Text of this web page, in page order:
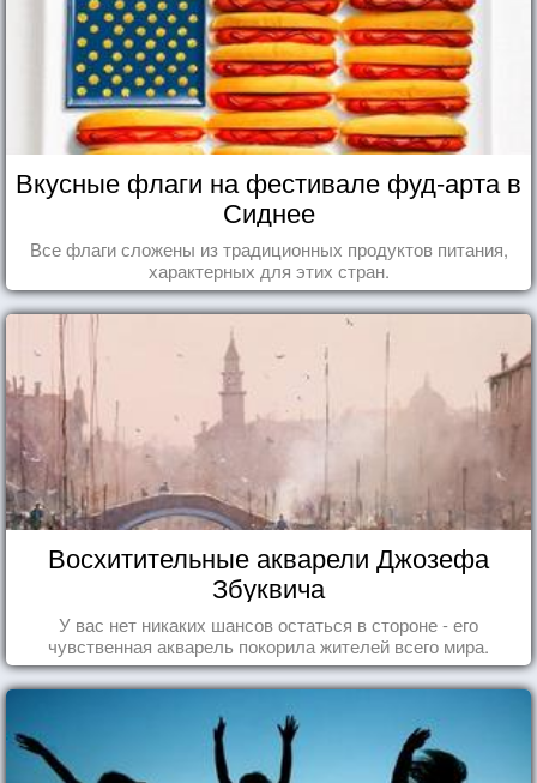
Вкусные флаги на фестивале фуд-арта в
Сиднее
Все флаги сложены из традиционных продуктов питания,
характерных для этих стран.
Восхитительные акварели Джозефа
Збуквича
У вас нет никаких шансов остаться в стороне - его
чувственная акварель покорила жителей всего мира.